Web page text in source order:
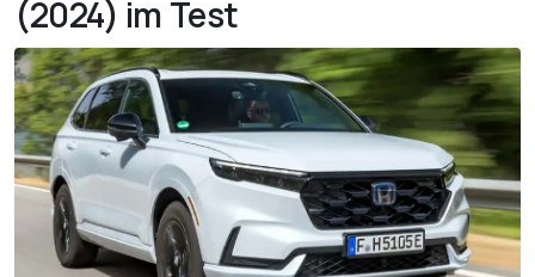
(2024) im Test